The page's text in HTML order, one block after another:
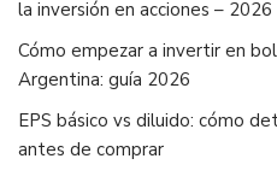
la inversión en acciones – 2026
Cómo empezar a invertir en
Argentina: guía 2026
EPS básico vs diluido: cómo
antes de comprar